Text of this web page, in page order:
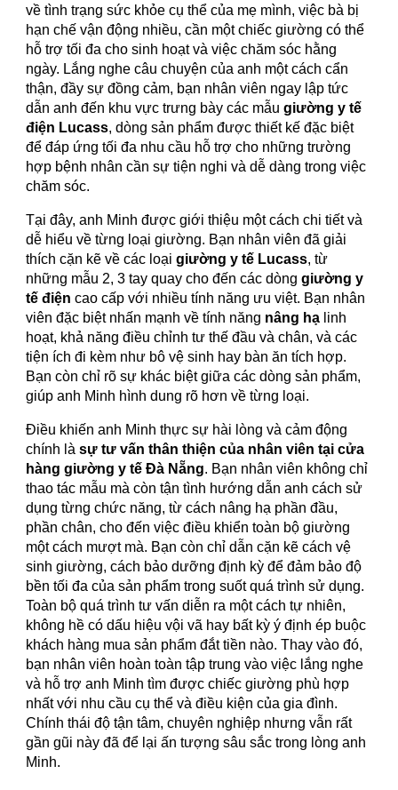
về tình trạng sức khỏe cụ thể của mẹ mình, việc bà bị
hạn chế vận động nhiều, cần một chiếc giường có thể
hỗ trợ tối đa cho sinh hoạt và việc chăm sóc hằng
ngày. Lắng nghe câu chuyện của anh một cách cẩn
thận, đầy sự đồng cảm, bạn nhân viên ngay lập tức
dẫn anh đến khu vực trưng bày các mẫugiường y tế
điện Lucass, dòng sản phẩm được thiết kế đặc biệt
để đáp ứng tối đa nhu cầu hỗ trợ cho những trường
hợp bệnh nhân cần sự tiện nghi và dễ dàng trong việc
chăm sóc.
Tại đây, anh Minh được giới thiệu một cách chi tiết và
dễ hiểu về từng loại giường. Bạn nhân viên đã giải
thích cặn kẽ về các loạigiường y tế Lucass, từ
những mẫu 2, 3 tay quay cho đến các dònggiường y
tế điện cao cấp với nhiều tính năng ưu việt. Bạn nhân
viên đặc biệt nhấn mạnh về tính năng nâng hạ linh
hoạt, khả năng điều chỉnh tư thế đầu và chân, và các
tiện ích đi kèm như bô vệ sinh hay bàn ăn tích hợp.
Bạn còn chỉ rõ sự khác biệt giữa các dòng sản phẩm,
giúp anh Minh hình dung rõ hơn về từng loại.
Điều khiến anh Minh thực sự hài lòng và cảm động
chính làsự tư vấn thân thiện của nhân viên tại cửa
hàng giường y tế Đà Nẵng. Bạn nhân viên không chỉ
thao tác mẫu mà còn tận tình hướng dẫn anh cách sử
dụng từng chức năng, từ cách nâng hạ phần đầu,
phần chân, cho đến việc điều khiển toàn bộ giường
một cách mượt mà. Bạn còn chỉ dẫn cặn kẽ cách vệ
sinh giường, cách bảo dưỡng định kỳ để đảm bảo độ
bền tối đa của sản phẩm trong suốt quá trình sử dụng.
Toàn bộ quá trình tư vấn diễn ra một cách tự nhiên,
không hề có dấu hiệu vội vã hay bất kỳ ý định ép buộc
khách hàng mua sản phẩm đắt tiền nào. Thay vào đó,
bạn nhân viên hoàn toàn tập trung vào việc lắng nghe
và hỗ trợ anh Minh tìm được chiếc giường phù hợp
nhất với nhu cầu cụ thể và điều kiện của gia đình.
Chính thái độ tận tâm, chuyên nghiệp nhưng vẫn rất
gần gũi này đã để lại ấn tượng sâu sắc trong lòng anh
Minh.